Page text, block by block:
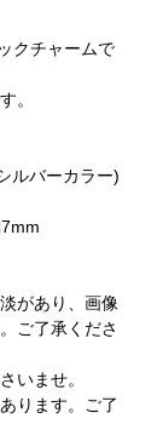
クチャームで
。
ルバーカラー)
があり、画像
ご了承くださ
いませ。
ります。ご了